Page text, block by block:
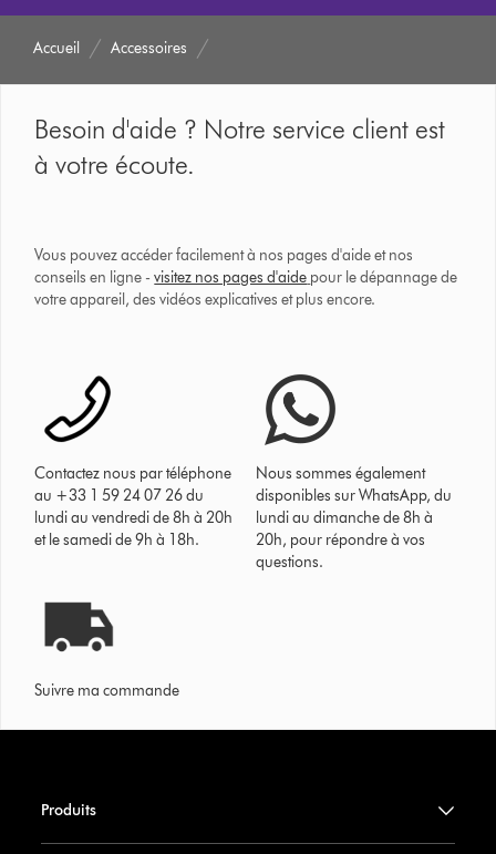
Accueil Accessoires
Besoin d'aide ? Notre service client est
à votre écoute.
Vous pouvez accéder facilement à nos pages d'aide et nos
conseils en ligne -visitez nos pages d'aide pour le dépannage de
votre appareil, des vidéos explicatives et plus encore.
Contactez nous par téléphone
au +33 1 59 24 07 26 du
lundi au vendredi de 8h à 20h
et le samedi de 9h à 18h.
Nous sommes également
disponibles sur WhatsApp, du
lundi au dimanche de 8h à
20h, pour répondre à vos
questions.
Suivre ma commande
Produits